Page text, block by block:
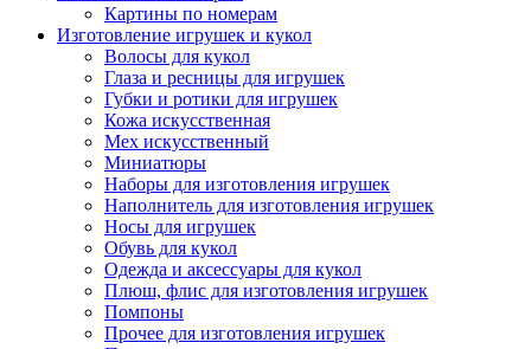
Картины по номерам
Изготовление игрушек и кукол
Волосы для кукол
Глаза и ресницы для игрушек
Губки и ротики для игрушек
Кожа искусственная
Мех искусственный
Миниатюры
Наборы для изготовления игрушек
Наполнитель для изготовления игрушек
Носы для игрушек
Обувь для кукол
Одежда и аксессуары для кукол
Плюш, флис для изготовления игрушек
Помпоны
Прочее для изготовления игрушек